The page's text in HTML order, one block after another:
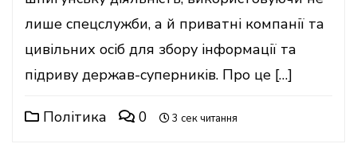
лише спецслужби, а й приватні компанії та
цивільних осіб для збору інформації та
підриву держав-суперників. Про це […]
Політика 0 3 сек читання